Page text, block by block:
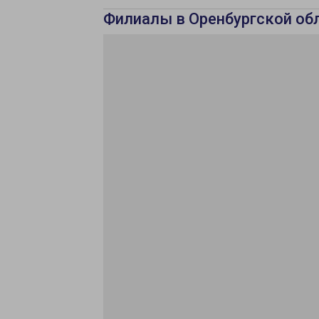
Филиалы в Оренбургской